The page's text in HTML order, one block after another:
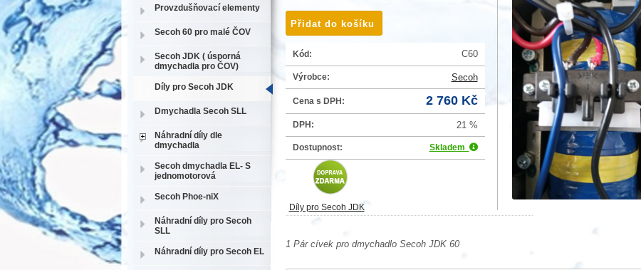
Kód: C60
Výrobce: Secoh
Cena s DPH: 2 760 Kč
DPH: 21 %
Dostupnost: Skladem
Díly pro Secoh JDK
1 Pár cívek pro dmychadlo Secoh JDK 60
Provzdušňovací elementy
Secoh 60 pro malé ČOV
Secoh JDK ( úsporná
dmychadla pro ČOV)
Díly pro Secoh JDK
Dmychadla Secoh SLL
Náhradní díly dle
dmychadla
Secoh dmychadla EL- S
jednomotorová
Secoh Phoe-niX
Náhradní díly pro Secoh
SLL
Náhradní díly pro Secoh EL